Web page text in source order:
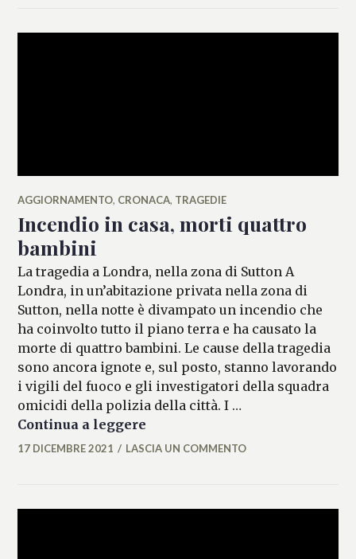
AGGIORNAMENTO, CRONACA, TRAGEDIE
Incendio in casa, morti quattro
bambini
La tragedia a Londra, nella zona di Sutton A
Londra, in un’abitazione privata nella zona di
Sutton, nella notte è divampato un incendio che
ha coinvolto tutto il piano terra e ha causato la
morte di quattro bambini. Le cause della tragedia
sono ancora ignote e, sul posto, stanno lavorando
i vigili del fuoco e gli investigatori della squadra
omicidi della polizia della città. I …
Continua a leggere
MICAELA
17 DICEMBRE 2021 LASCIA UN COMMENTO